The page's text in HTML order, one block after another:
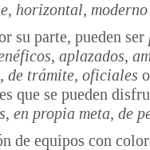
, horizontal, moderno
su parte, pueden ser
, aplazados,
, de trámite, oficiales o
que se pueden
, en propia meta, de
de equipos con